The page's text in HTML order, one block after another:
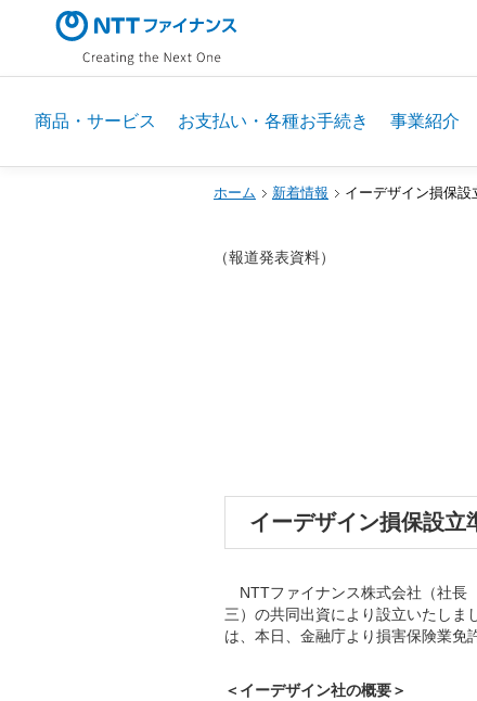
商品・サービス お支払い・各種お手続き 事業紹介
ホーム 新着情報 イーデザイン損保
（報道発表資料）
イーデザイン損保設立
NTTファイナンス株式会社（社
三）の共同出資により設立いたしま
は、本日、金融庁より損害保険業免
＜イーデザイン社の概要＞